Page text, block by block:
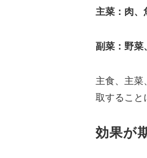
主菜：肉、
副菜：野菜
主食、主菜
取すること
効果が